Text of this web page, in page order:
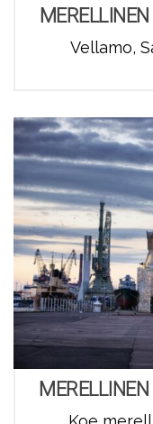
Vellamo,